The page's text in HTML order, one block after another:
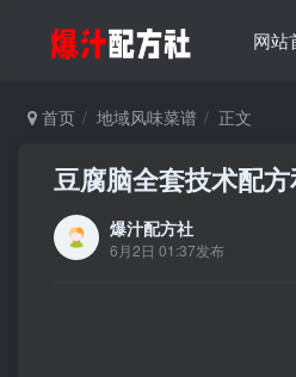
网站
首页 地域风味菜谱 正文
豆腐脑全套技术配
爆汁配方社
6月2日 01:37发布